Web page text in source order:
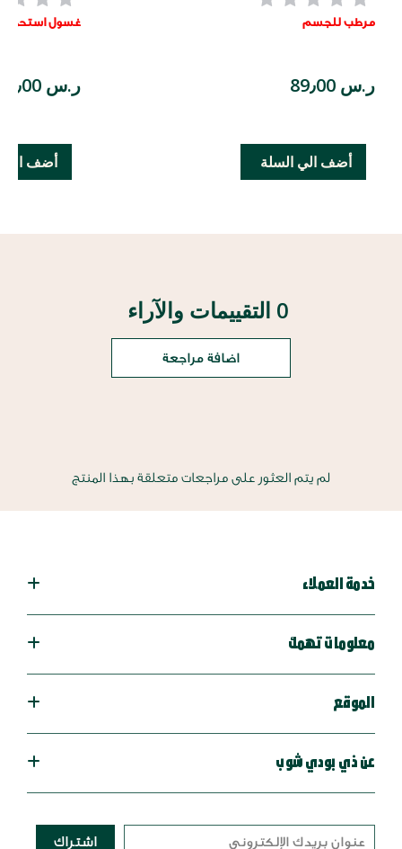
مرطب للجسم
ر.س 89٫00
أضف الي السلة
غسول استحمام
ر.س 69٫00
أضف الي
0 التقييمات والآراء
اضافة مراجعة
لم يتم العثور على مراجعات متعلقة بهذا المنتج
خدمة العملاء
معلومات تهمك
الموقع
عن ذي بودي شوب
اشتراك